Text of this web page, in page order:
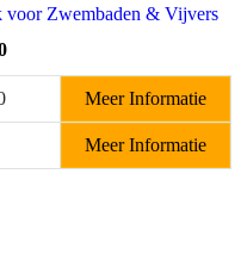
voor Zwembaden & Vijvers
Meer Informatie
Meer Informatie